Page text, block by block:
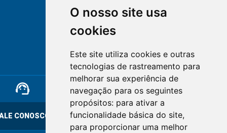
O nosso site usa
cookies
Este site utiliza cookies e outras
tecnologias de rastreamento para
melhorar sua experiência de
navegação para os seguintes
propósitos: para ativar a
funcionalidade básica do site,
para proporcionar uma melhor
NOVA FRIBURGO
RIO DE JANEIRO
support_agent
CONOSCO
mail
OUVIDORIA